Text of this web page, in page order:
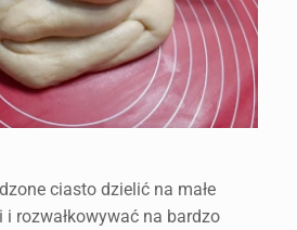
ciasto dzielić na małe
i rozwałkowywać na bardzo